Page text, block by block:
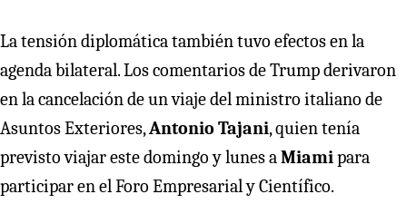
La tensión diplomática también tuvo efectos en la
agenda bilateral. Los comentarios de Trump derivaron
en la cancelación de un viaje del ministro italiano de
Asuntos Exteriores,Antonio Tajani, quien tenía
previsto viajar este domingo y lunes aMiamipara
participar en el Foro Empresarial y Científico.